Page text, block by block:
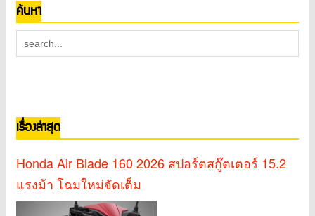
ค้นหา
เรื่องล่าสุด
Honda Air Blade 160 2026 สปอร์ตสกู๊ตเตอร์ 15.2
แรงม้า โฉมใหม่จัดเต็ม